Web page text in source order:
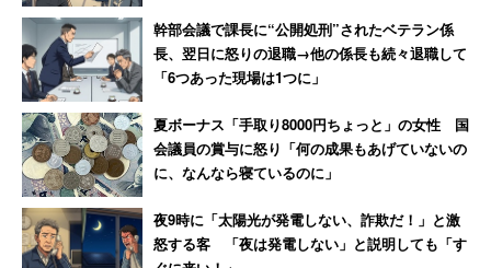
幹部会議で課長に“公開処刑”されたベテラン係
長、翌日に怒りの退職→他の係長も続々退職して
「6つあった現場は1つに」
夏ボーナス「手取り8000円ちょっと」の女性 国
会議員の賞与に怒り「何の成果もあげていないの
に、なんなら寝ているのに」
夜9時に「太陽光が発電しない、詐欺だ！」と激
怒する客 「夜は発電しない」と説明しても「す